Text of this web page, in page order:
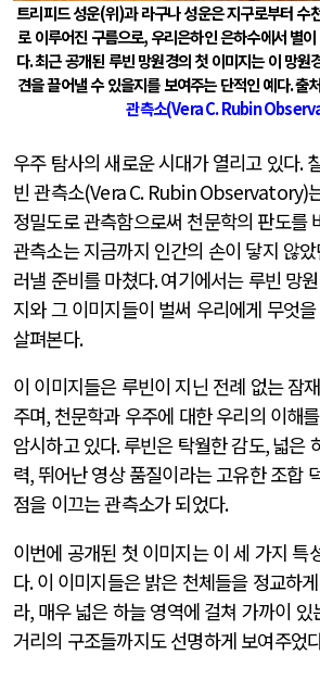
트리피드 성운(위)과 라구나 성운은 지구로부터 수
로 이루어진 구름으로,우리은하인 은하수에서 별
다.최근 공개된 루빈 망원경의 첫 이미지는 이 망원
견을 끌어낼 수 있을지를 보여주는 단적인 예다.출
관측소(Vera C. Rubin
우주 탐사의 새로운 시대가 열리고 있다.
빈 관측소(Vera C. Rubin Observatory)
정밀도로 관측함으로써 천문학의 판도를
관측소는 지금까지 인간의 손이 닿지 않
러낼 준비를 마쳤다.여기에서는 루빈 망
지와 그 이미지들이 벌써 우리에게 무엇
살펴본다.
이 이미지들은 루빈이 지닌 전례 없는 잠
주며, 천문학과 우주에 대한 우리의 이해
암시하고 있다.루빈은 탁월한 감도,넓은
력,뛰어난 영상 품질이라는 고유한 조합
점을 이끄는 관측소가 되었다.
이번에 공개된 첫 이미지는 이 세 가지 특
다.이 이미지들은 밝은 천체들을 정교하
라, 매우 넓은 하늘 영역에 걸쳐 가까이 있
거리의 구조들까지도 선명하게 보여주었